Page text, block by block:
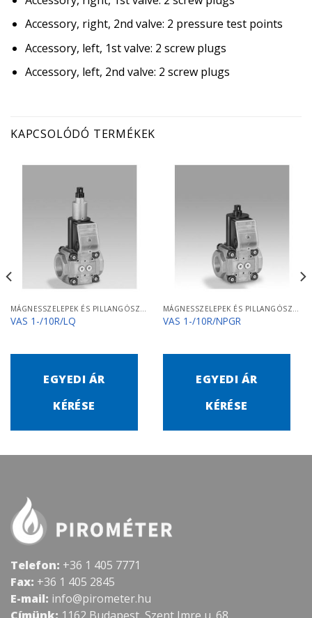
Accessory, right, 2nd valve: 2 pressure test points
Accessory, left, 1st valve: 2 screw plugs
Accessory, left, 2nd valve: 2 screw plugs
KAPCSOLÓDÓ TERMÉKEK
MÁGNESSZELEPEK ÉS PILLANGÓSZELEPEK
VAS 1-/10R/LQ
EGYEDI ÁR
KÉRÉSE
MÁGNESSZELEPEK ÉS PILLANGÓSZELEPEK
VAS 1-/10R/NPGR
EGYEDI ÁR
KÉRÉSE
Telefon: +36 1 405 7771
Fax: +36 1 405 2845
E-mail: info@pirometer.hu